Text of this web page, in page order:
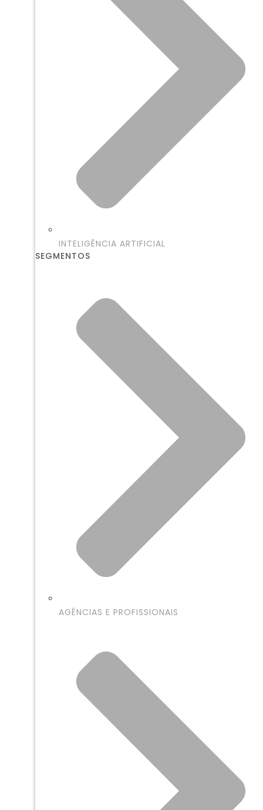
INTELIGÊNCIA ARTIFICIAL
SEGMENTOS
AGÊNCIAS E PROFISSIONAIS